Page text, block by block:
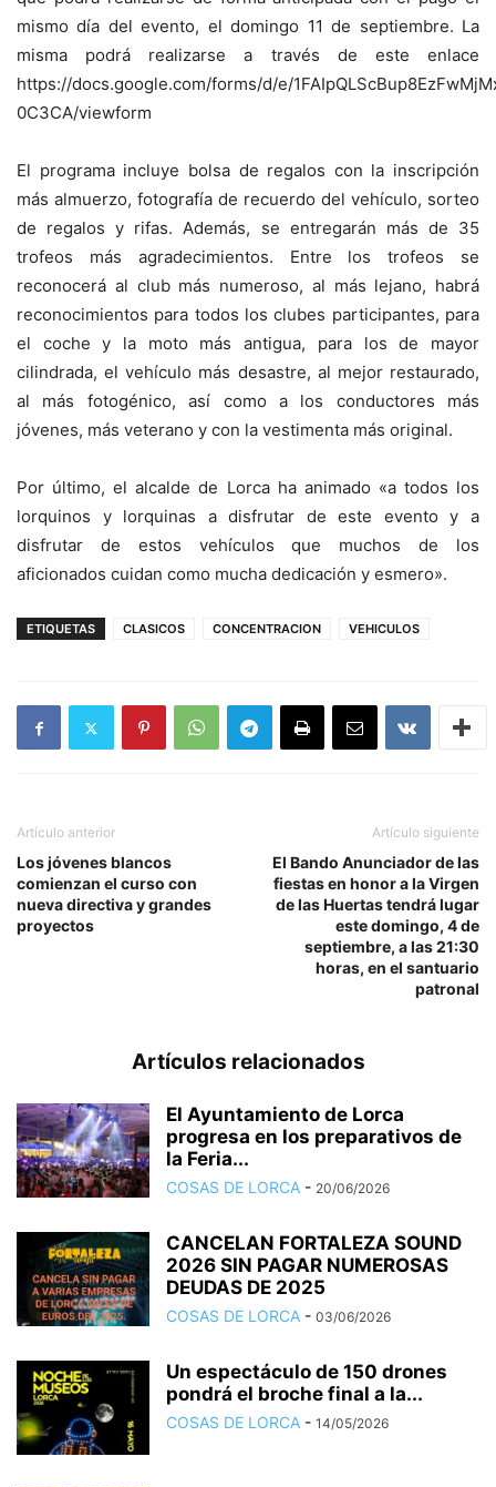
mismo día del evento, el domingo 11 de septiembre. La
misma podrá realizarse a través de este enlace
https://docs.google.com/forms/d/e/
0C3CA/viewform
El programa incluye bolsa de regalos con la inscripción
más almuerzo, fotografía de recuerdo del vehículo, sorteo
de regalos y rifas. Además, se entregarán más de 35
trofeos más agradecimientos. Entre los trofeos se
reconocerá al club más numeroso, al más lejano, habrá
reconocimientos para todos los clubes participantes, para
el coche y la moto más antigua, para los de mayor
cilindrada, el vehículo más desastre, al mejor restaurado,
al más fotogénico, así como a los conductores más
jóvenes, más veterano y con la vestimenta más original.
Por último, el alcalde de Lorca ha animado «a todos los
lorquinos y lorquinas a disfrutar de este evento y a
disfrutar de estos vehículos que muchos de los
aficionados cuidan como mucha dedicación y esmero».
ETIQUETAS CLASICOS CONCENTRACION VEHICULOS
Artículo anterior
Los jóvenes blancos
comienzan el curso con
nueva directiva y grandes
proyectos
Artículo siguiente
El Bando Anunciador de las
fiestas en honor a la Virgen
de las Huertas tendrá lugar
este domingo, 4 de
septiembre, a las 21:30
horas, en el santuario
patronal
Artículos relacionados
El Ayuntamiento de Lorca
progresa en los preparativos de
la Feria...
COSAS DE LORCA - 20/06/2026
CANCELAN FORTALEZA SOUND
2026 SIN PAGAR NUMEROSAS
DEUDAS DE 2025
COSAS DE LORCA - 03/06/2026
Un espectáculo de 150 drones
pondrá el broche final a la...
COSAS DE LORCA - 14/05/2026